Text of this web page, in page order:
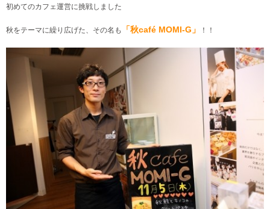
初めてのカフェ運営に挑戦しました
秋をテーマに繰り広げた、その名も 「秋café MOMI-G」 ！！